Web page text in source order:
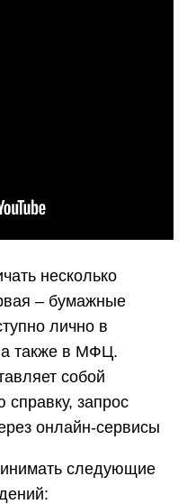
несколько
– бумажные
лично в
также в МФЦ.
собой
запрос
онлайн-сервисы
следующие